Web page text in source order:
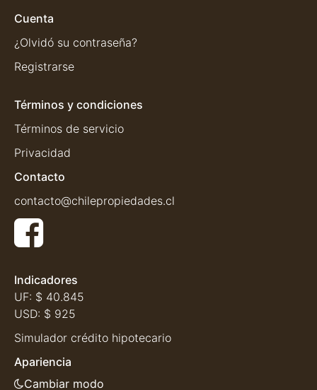
Cuenta
¿Olvidó su contraseña?
Registrarse
Términos y condiciones
Términos de servicio
Privacidad
Contacto
contacto@chilepropiedades.cl
Indicadores
UF: $ 40.845
USD: $ 925
Simulador crédito hipotecario
Apariencia
Cambiar modo